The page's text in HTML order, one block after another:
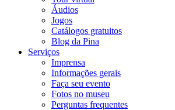
Áudios
Jogos
Catálogos gratuitos
Blog da Pina
Serviços
Imprensa
Informações gerais
Faça seu evento
Fotos no museu
Perguntas frequentes